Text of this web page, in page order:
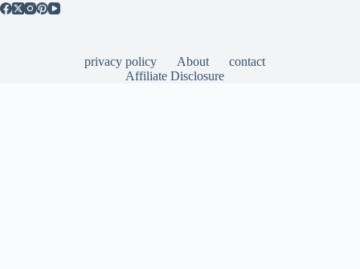
privacy policy About
contact
Affiliate Disclosure